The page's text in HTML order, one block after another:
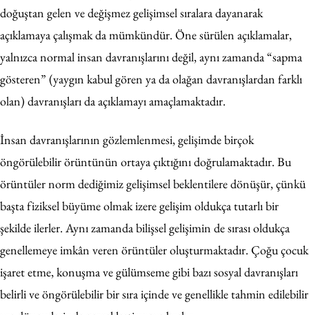
doğuştan gelen ve değişmez gelişimsel sıralara dayanarak
açıklamaya çalışmak da mümkündür. Öne sürülen açıklamalar,
yalnızca normal insan davranışlarını değil, aynı zamanda “sapma
gösteren” (yaygın kabul gören ya da olağan davranışlardan farklı
olan) davranışları da açıklamayı amaçlamaktadır.
İnsan davranışlarının gözlemlenmesi, gelişimde birçok
öngörülebilir örüntünün ortaya çıktığını doğrulamaktadır. Bu
örüntüler norm dediğimiz gelişimsel beklentilere dönüşür, çünkü
başta fiziksel büyüme olmak izere gelişim oldukça tutarlı bir
şekilde ilerler. Aynı zamanda bilişsel gelişimin de sırası oldukça
genellemeye imkân veren örüntüler oluşturmaktadır. Çoğu çocuk
işaret etme, konuşma ve gülümseme gibi bazı sosyal davranışları
belirli ve öngörülebilir bir sıra içinde ve genellikle tahmin edilebilir